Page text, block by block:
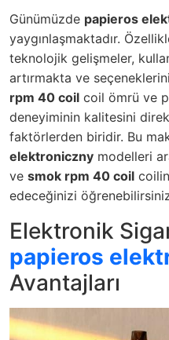
Günümüzde papieros
yaygınlaşmaktadır.
teknolojik gelişmeler,
artırmakta ve
rpm 40 coil coil ömrü ve
deneyiminin kalitesini
faktörlerden biridir. Bu
elektroniczny modelleri
ve smok rpm 40 coil
edeceğinizi
Elektronik
papieros
Avantajları